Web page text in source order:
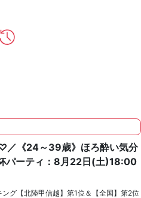
／《24～39歳》ほろ酔い気分
パーティ：8月22日(土)18:00
グ【北陸甲信越】第1位＆【全国】第2位